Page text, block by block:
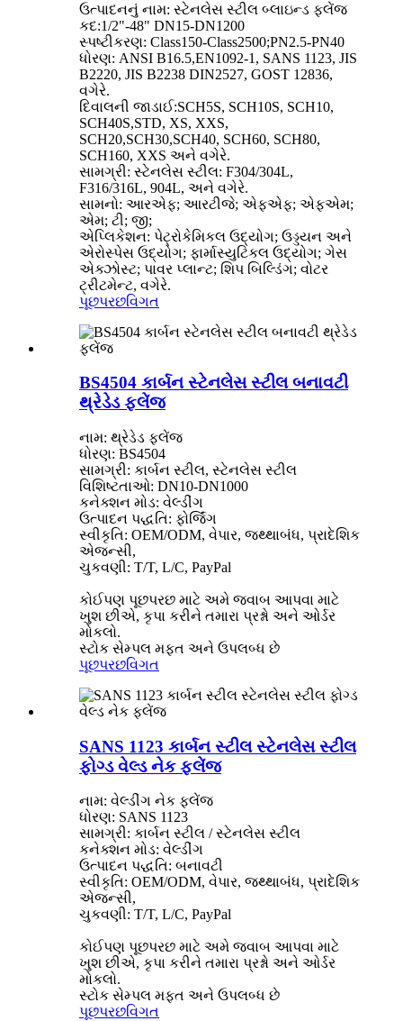
ઉત્પાદનનું નામ: સ્ટેનલેસ સ્ટીલ બ્લાઇન્ડ ફ્લેંજ
કદ:1/2"-48" DN15-DN1200
સ્પષ્ટીકરણ: Class150-Class2500;PN2.5-PN40
ધોરણ: ANSI B16.5,EN1092-1, SANS 1123, JIS
B2220, JIS B2238 DIN2527, GOST 12836,
વગેરે.
દિવાલની જાડાઈ:SCH5S, SCH10S, SCH10,
SCH40S,STD, XS, XXS,
SCH20,SCH30,SCH40, SCH60, SCH80,
SCH160, XXS અને વગેરે.
સામગ્રી: સ્ટેનલેસ સ્ટીલ: F304/304L,
F316/316L, 904L, અને વગેરે.
સામનો: આરએફ; આરટીજે; એફએફ; એફએમ;
એમ; ટી; જી;
એપ્લિકેશન: પેટ્રોકેમિકલ ઉદ્યોગ; ઉડ્ડયન અને
એરોસ્પેસ ઉદ્યોગ; ફાર્માસ્યુટિકલ ઉદ્યોગ; ગેસ
એક્ઝોસ્ટ; પાવર પ્લાન્ટ; શિપ બિલ્ડિંગ; વોટર
ટ્રીટમેન્ટ, વગેરે.
પૂછપરછવિગત
BS4504 કાર્બન સ્ટેનલેસ સ્ટીલ બનાવટી
થ્રેડેડ ફ્લેંજ
નામ: થ્રેડેડ ફ્લેંજ
ધોરણ: BS4504
સામગ્રી: કાર્બન સ્ટીલ, સ્ટેનલેસ સ્ટીલ
વિશિષ્ટતાઓ: DN10-DN1000
કનેક્શન મોડ: વેલ્ડીંગ
ઉત્પાદન પદ્ધતિ: ફોર્જિંગ
સ્વીકૃતિ: OEM/ODM, વેપાર, જથ્થાબંધ, પ્રાદેશિક
એજન્સી,
ચુકવણી: T/T, L/C, PayPal
કોઈપણ પૂછપરછ માટે અમે જવાબ આપવા માટે
ખુશ છીએ, કૃપા કરીને તમારા પ્રશ્નો અને ઓર્ડર
મોકલો.
સ્ટોક સેમ્પલ મફત અને ઉપલબ્ધ છે
પૂછપરછવિગત
SANS 1123 કાર્બન સ્ટીલ સ્ટેનલેસ સ્ટીલ
ફોગ્ડ વેલ્ડ નેક ફ્લેંજ
નામ: વેલ્ડીંગ નેક ફ્લેંજ
ધોરણ: SANS 1123
સામગ્રી: કાર્બન સ્ટીલ / સ્ટેનલેસ સ્ટીલ
કનેક્શન મોડ: વેલ્ડીંગ
ઉત્પાદન પદ્ધતિ: બનાવટી
સ્વીકૃતિ: OEM/ODM, વેપાર, જથ્થાબંધ, પ્રાદેશિક
એજન્સી,
ચુકવણી: T/T, L/C, PayPal
કોઈપણ પૂછપરછ માટે અમે જવાબ આપવા માટે
ખુશ છીએ, કૃપા કરીને તમારા પ્રશ્નો અને ઓર્ડર
મોકલો.
સ્ટોક સેમ્પલ મફત અને ઉપલબ્ધ છે
પૂછપરછવિગત